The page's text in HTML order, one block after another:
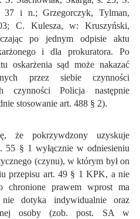
37 i n.; Grzegorczyk, Tylman,
C. Kulesza, w: Kruszyński,
po jednym odpisie aktu
i dla prokuratora. Po
oskarżenia sąd może nakazać
przez siebie czynności
czynności Policja następnie
stosowanie art. 488 § 2).
że pokrzywdzony uzyskuje
55 § 1 wyłącznie w odniesieniu
(czynu), w którym był on
przepisu art. 49 § 1 KPK, a nie
prawem wprost ma
dotyka indywidualnie oraz
osoby (zob. post. SA w